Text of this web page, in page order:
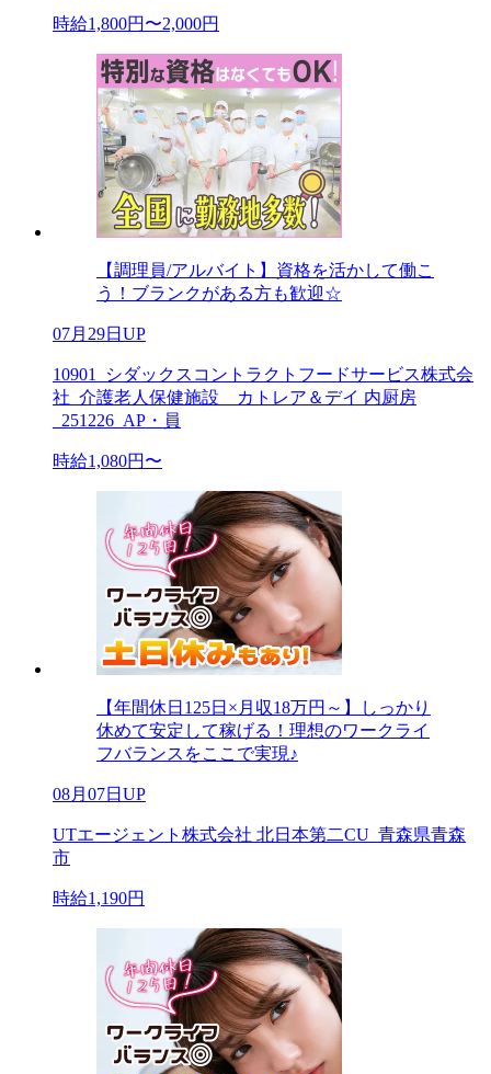
時給1,800円〜2,000円
【調理員/アルバイト】資格を活かして働こ
う！ブランクがある方も歓迎☆
07月29日UP
10901_シダックスコントラクトフードサービス株式会
社_介護老人保健施設 カトレア＆デイ 内厨房
_251226_AP・員
時給1,080円〜
【年間休日125日×月収18万円～】しっかり
休めて安定して稼げる！理想のワークライ
フバランスをここで実現♪
08月07日UP
UTエージェント株式会社 北日本第二CU_青森県青森
市
時給1,190円